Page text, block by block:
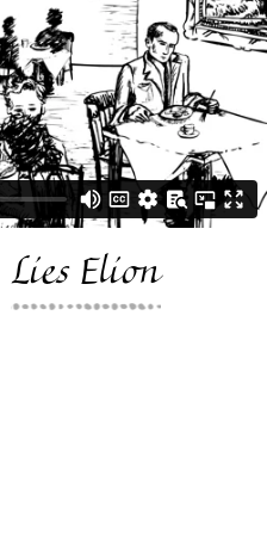
Lies Elion